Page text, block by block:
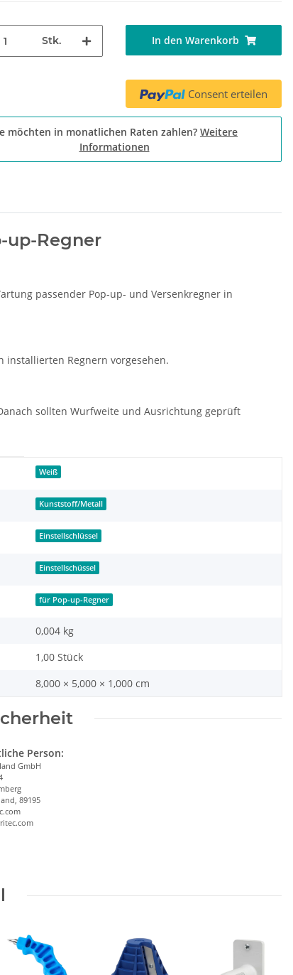
Stk. In den Warenkorb
Consent erteilen
möchten in monatlichen Raten zahlen? Weitere
Informationen
up-Regner
passender Pop-up- und Versenkregner in
installierten Regnern vorgesehen.
sollten Wurfweite und Ausrichtung geprüft
Weiß
Kunststoff/Metall
Einstellschlüssel
Einstellschüssel
für Pop-up-Regner
0,004 kg
1,00 Stück
8,000 × 5,000 × 1,000 cm
Person:
GmbH
89195